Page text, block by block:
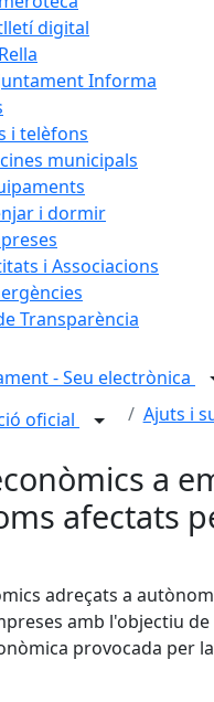
digital
Informa
i telèfons
municipals
i dormir
i Associacions
Transparència
- Seu electrònica
oficial
Ajuts i
a
afectats
adreçats a
amb l'objectiu de
provocada per la